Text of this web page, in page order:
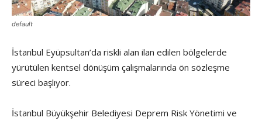
default
İstanbul Eyüpsultan’da riskli alan ilan edilen bölgelerde
yürütülen kentsel dönüşüm çalışmalarında ön sözleşme
süreci başlıyor.
İstanbul Büyükşehir Belediyesi Deprem Risk Yönetimi ve